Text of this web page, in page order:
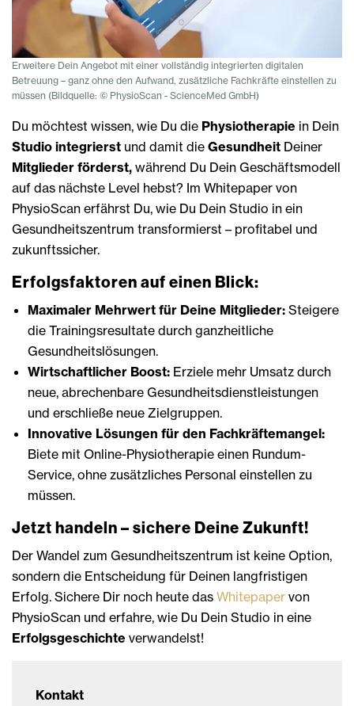
Erweitere Dein Angebot mit einer voll­ständig integrierten digitalen
Betreuung – ganz ohne den Aufwand, zusätzliche Fach­kräfte einstellen zu
müssen (Bildquelle: ©️ PhysioScan - ScienceMed GmbH)
Du möchtest wissen, wie Du die Physiotherapie in Dein
Studio integrierst und damit die Gesundheit Deiner
Mitglieder förderst, während Du Dein Geschäftsmodell
auf das nächste Level hebst? Im Whitepaper von
PhysioScan erfährst Du, wie Du Dein Studio in ein
Gesundheitszentrum transformierst – profitabel und
zukunftssicher.
Erfolgsfaktoren auf einen Blick:
Maximaler Mehrwert für Deine Mitglieder: Steigere
die Trainingsresultate durch ganzheitliche
Gesundheitslösungen.
Wirtschaftlicher Boost: Erziele mehr Umsatz durch
neue, abrechenbare Gesundheitsdienstleistungen
und erschließe neue Zielgruppen.
Innovative Lösungen für den Fachkräftemangel:
Biete mit Online-Physiotherapie einen Rundum-
Service, ohne zusätzliches Personal einstellen zu
müssen.
Jetzt handeln – sichere Deine Zukunft!
Der Wandel zum Gesundheitszentrum ist keine Option,
sondern die Entscheidung für Deinen langfristigen
Erfolg. Sichere Dir noch heute das Whitepaper von
PhysioScan und erfahre, wie Du Dein Studio in eine
Erfolgsgeschichte verwandelst!
Kontakt